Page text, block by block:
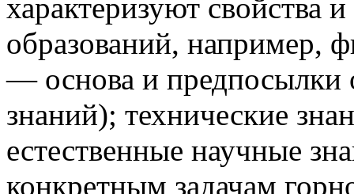
характеризуют свойства
образований, например,
— основа и предпосылки
знаний); технические
естественные научные
конкретным задачам